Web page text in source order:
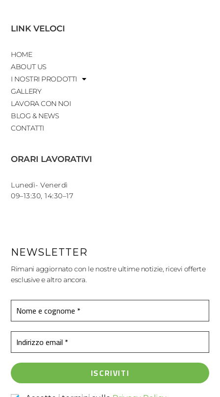
LINK VELOCI
HOME
ABOUT US
I NOSTRI PRODOTTI
GALLERY
LAVORA CON NOI
BLOG & NEWS
CONTATTI
ORARI LAVORATIVI
Lunedì- Venerdì
09–13:30, 14:30–17
NEWSLETTER
Rimani aggiornato con le nostre ultime notizie, ricevi offerte
esclusive e altro ancora.